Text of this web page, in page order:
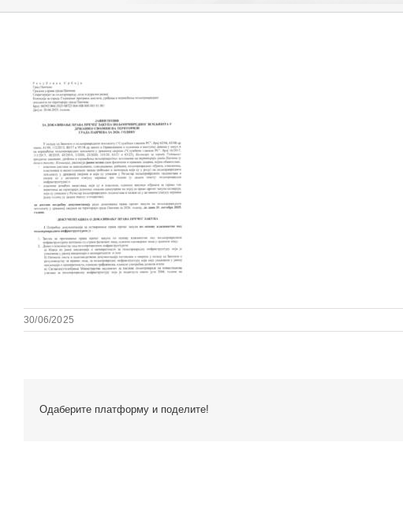
30/06/2025
Одаберите платформу и поделите!